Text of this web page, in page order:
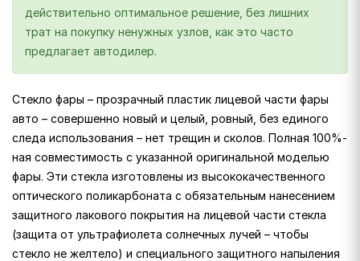
действительно оптимальное решение, без лишних
трат на покупку ненужных узлов, как это часто
предлагает автодилер.
Стекло фары – прозрачный пластик лицевой части фары
авто – совершенно новый и целый, ровный, без единого
следа использования – нет трещин и сколов. Полная 100%-
ная совместимость с указанной оригинальной моделью
фары. Эти стекла изготовлены из высококачественного
оптического поликарбоната с обязательным нанесением
защитного лакового покрытия на лицевой части стекла
(защита от ультрафиолета солнечных лучей – чтобы
стекло не желтело) и специального защитного напыления